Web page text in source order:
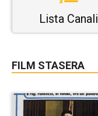
Lista Canali
FILM STASERA